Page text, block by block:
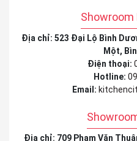
Showroom
Địa chỉ: 523 Đại Lộ Bình
Một,
Điện thoại:
Hotline:
Email:
Địa chỉ: 709 Phạm Văn